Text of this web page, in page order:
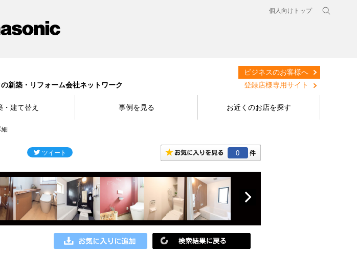
個人向けトップ
新築・リフォーム会社ネットワーク
ビジネスのお客様へ
登録店様専用サイト
・建て替え 事例を見る お近くのお店を探す
細
0